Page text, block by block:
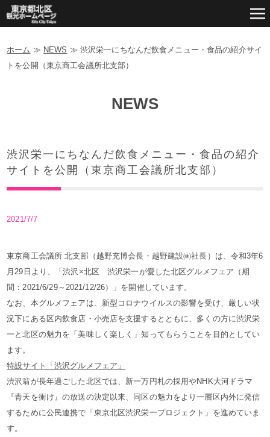
ホーム ≫ NEWS ≫ 渋沢栄一にちなんだ飲食メニュー・食品の紹介サイ
トを公開（東京商工会議所北支部）
NEWS
渋沢栄一にちなんだ飲食メニュー・食品の紹介
サイトを公開（東京商工会議所北支部）
2021/7/7
東京商工会議所 北支部（越野充博会長・越野建設㈱社長）は、令和3年6
月29日より、「渋沢×北区 渋沢栄一が愛した北区グルメフェア（期
間：2021/6/29～2021/12/26）」を開催しています。
なお、本グルメフェアは、新型コロナウイルスの影響を受け、厳しい状
況下にある区内飲食店・小売店を支援するとともに、多くの方に渋沢栄
一と北区の魅力を「美味しく楽しく」知ってもらうことを目的としてい
ます。
特設サイト「渋沢グルメフェア」
渋沢翁が長年過ごした北区では、新一万円札の採用やNHK大河ドラマ
『青天を衝け』の放送の決定以来、同区の魅力をより一層区内外に発信
するために公民連携で「東京北区渋沢栄一プロジェクト」を進めていま
す。